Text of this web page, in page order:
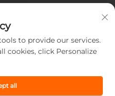
to provide our services.
cookies, click Personalize
all